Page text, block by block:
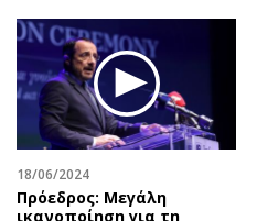
18/06/2024
Πρόεδρος: Μεγάλη
ικανοποίηση για τη